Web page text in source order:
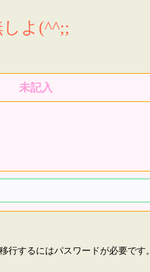
よ(^^;;
未記入
行するにはパスワードが必要です。